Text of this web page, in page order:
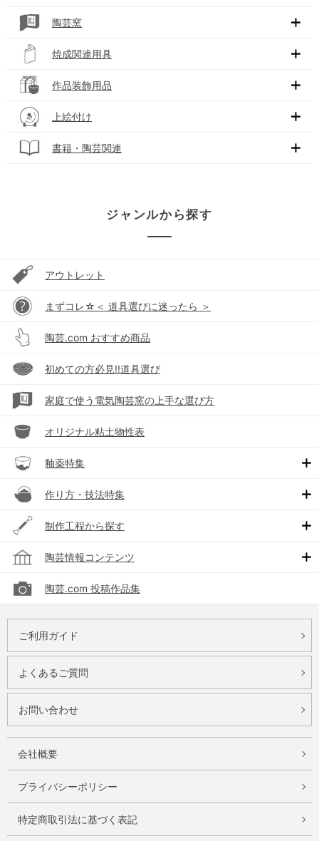
陶芸窯
焼成関連用具
作品装飾用品
上絵付け
書籍・陶芸関連
ジャンルから探す
アウトレット
まずコレ☆＜ 道具選びに迷ったら ＞
陶芸.com おすすめ商品
初めての方必見!!道具選び
家庭で使う電気陶芸窯の上手な選び方
オリジナル粘土物性表
釉薬特集
作り方・技法特集
制作工程から探す
陶芸情報コンテンツ
陶芸.com 投稿作品集
ご利用ガイド
よくあるご質問
お問い合わせ
会社概要
プライバシーポリシー
特定商取引法に基づく表記